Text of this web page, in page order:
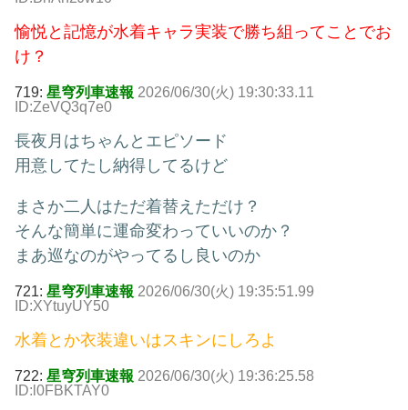
愉悦と記憶が水着キャラ実装で勝ち組ってことでお
け？
719: 星穹列車速報 2026/06/30(火) 19:30:33.11
ID:ZeVQ3q7e0
長夜月はちゃんとエピソード
用意してたし納得してるけど
まさか二人はただ着替えただけ？
そんな簡単に運命変わっていいのか？
まあ巡なのがやってるし良いのか
721: 星穹列車速報 2026/06/30(火) 19:35:51.99
ID:XYtuyUY50
水着とか衣装違いはスキンにしろよ
722: 星穹列車速報 2026/06/30(火) 19:36:25.58
ID:l0FBKTAY0